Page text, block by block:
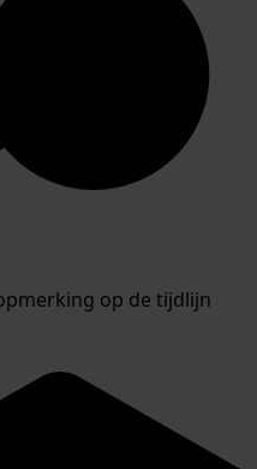
op de tijdlijn